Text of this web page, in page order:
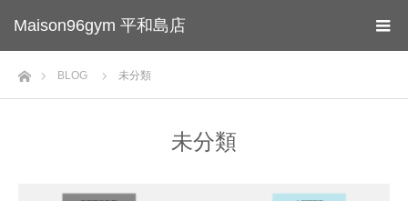
Maison96gym 平和島店
ホームBLOG 未分類
未分類